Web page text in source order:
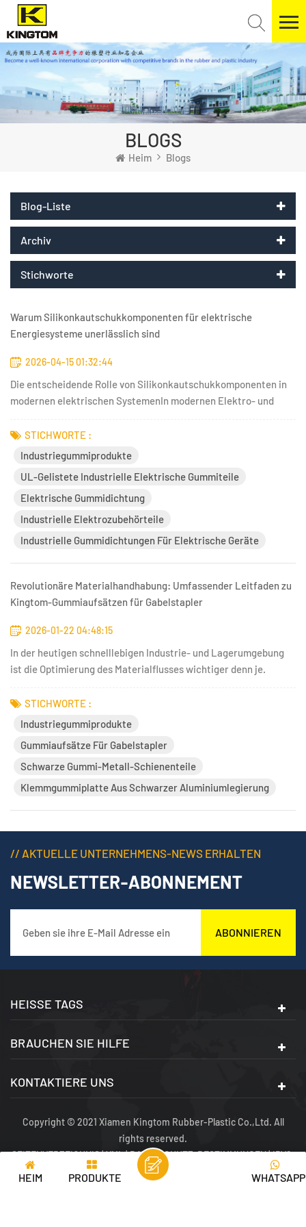
BLOGS
Heim Blogs
Blog-Liste
Archiv
Stichworte
Warum Silikonkautschukkomponenten für elektrische
Energiesysteme unerlässlich sind
2026-04-15 01:32:44
Die entscheidende Rolle von Silikonkautschukkomponenten in
modernen elektrischen SystemenIn modernen Elektro- und
Zuverlässigkeit nicht nur leere Worthülsen, sondern
unerlässlich. Die Integrität der Hochspannungsinfrastruktur,
STICHWORTE :
Industriegummiprodukte
UL-Gelistete Industrielle Elektrische Gummiteile
Elektrische Gummidichtung
Industrielle Elektrozubehörteile
Industrielle Gummidichtungen Für Elektrische Geräte
Revolutionäre Materialhandhabung: Umfassender Leitfaden zu
Kingtom-Gummiaufsätzen für Gabelstapler
2026-01-22 04:48:15
In der heutigen schnelllebigen Industrie- und Lagerumgebung
ist die Optimierung des Materialflusses wichtiger denn je.
was Effizienz, Sicherheit und Vielseitigkeit wirklich verbessert,
sind die richtigen Geräte. GabelstapleranbaugeräteD...
STICHWORTE :
Industriegummiprodukte
Gummiaufsätze Für Gabelstapler
Schwarze Gummi-Metall-Schienenteile
Klemmgummiplatte Aus Schwarzer Aluminiumlegierung
// AKTUELLE UNTERNEHMENS-NEWS ERHALTEN
NEWSLETTER-ABONNEMENT
ABONNIEREN
HEISSE TAGS
BRAUCHEN SIE HILFE
KONTAKTIERE UNS
Copyright © 2021 Xiamen Kingtom Rubber-Plastic Co.,Ltd. All
rights reserved.
SEITENVERZEICHNIS|XML|DATENSCHUTZ-BESTIMMUNGEN|IPV6-
NETZWERK UNTERSTÜTZT
HEIM PRODUKTE WHATSAPP